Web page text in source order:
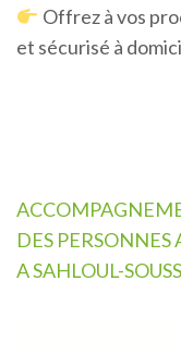
Offrez à vos
et sécurisé à
Navigation
de
l’article
DES PERSONNES
A SAHLOUL-